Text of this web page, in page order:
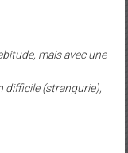
mais avec une
difficile (strangurie),